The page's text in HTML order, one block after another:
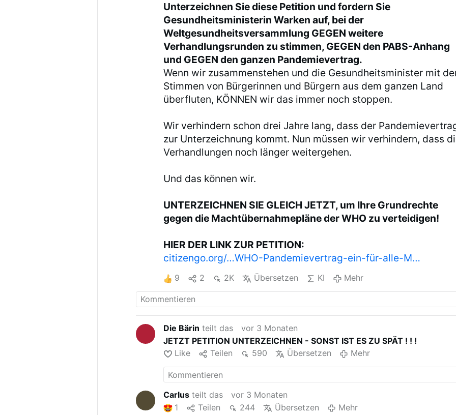
Unterzeichnen Sie diese Petition und fordern Sie
Gesundheitsministerin Warken auf, bei der
Weltgesundheitsversammlung GEGEN weitere
Verhandlungsrunden zu stimmen, GEGEN den PABS-Anhang
und GEGEN den ganzen Pandemievertrag.
Wenn wir zusammenstehen und die Gesundheitsminister mit
Stimmen von Bürgerinnen und Bürgern aus dem ganzen Land
überfluten, KÖNNEN wir das immer noch stoppen.
Wir verhindern schon drei Jahre lang, dass der
zur Unterzeichnung kommt. Nun müssen wir verhindern, dass
Verhandlungen noch länger weitergehen.
Und das können wir.
UNTERZEICHNEN SIE GLEICH JETZT, um Ihre Grundrechte
gegen die Machtübernahmepläne der WHO zu verteidigen!
HIER DER LINK ZUR PETITION:
citizengo.org/…WHO-Pandemievertrag-ein-für-alle-M…
9 2 2K Übersetzen KI Mehr
Die Bärin teilt das
vor 3 Monaten
JETZT PETITION UNTERZEICHNEN - SONST IST ES ZU SPÄT ! ! !
Like
Teilen 590 Übersetzen Mehr
Carlus teilt das
vor 3 Monaten
1
Teilen 244 Übersetzen Mehr